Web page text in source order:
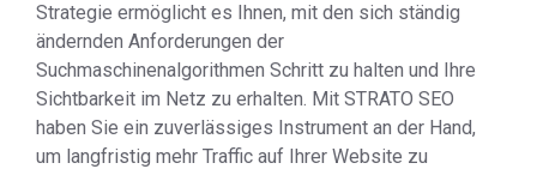
Strategie ermöglicht es Ihnen, mit den sich ständig
ändernden Anforderungen der
Suchmaschinenalgorithmen Schritt zu halten und Ihre
Sichtbarkeit im Netz zu erhalten. Mit STRATO SEO
haben Sie ein zuverlässiges Instrument an der Hand,
um langfristig mehr Traffic auf Ihrer Website zu